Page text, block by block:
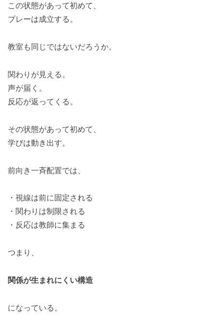
この状態があって初めて、
プレーは成立する。
教室も同じではないだろうか。
関わりが見える。
声が届く。
反応が返ってくる。
その状態があって初めて、
学びは動き出す。
前向き一斉配置では、
・視線は前に固定される
・関わりは制限される
・反応は教師に集まる
つまり、
関係が生まれにくい構造
になっている。